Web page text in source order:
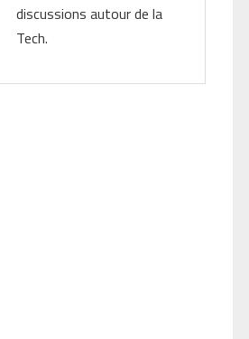
discussions autour de la
Tech.